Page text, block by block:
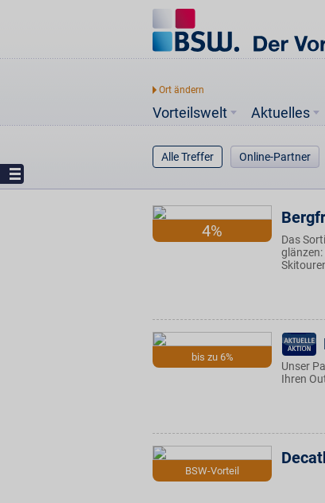
Vorteilswelt Aktuelles
Alle Treffer Online-Partner
4%
Das
bis zu 6%
Unser
Ihren
BSW-Vorteil